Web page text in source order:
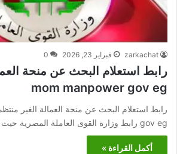
zarkachat فبراير 23, 2026 0
رابط استعلام البحث عن منحة
mom manpower gov eg
gov eg رابط وزارة القوى العاملة المصرية حيث بدأت وزارة…
أكمل القراءة »